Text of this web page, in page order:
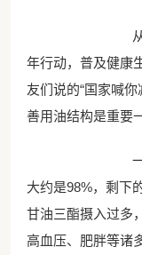
年行动，普及健康
友们说的“国家喊
善用油结构是重要
大约是98%，剩下
甘油三酯摄入过多
高血压、肥胖等诸